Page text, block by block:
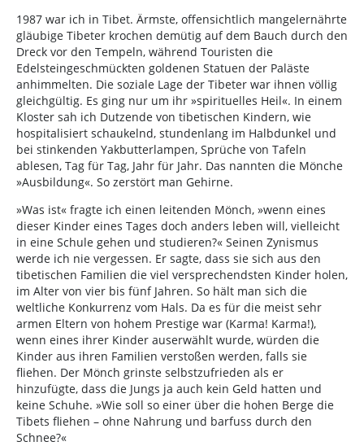
1987 war ich in Tibet. Ärmste, offensichtlich mangelernährte
gläubige Tibeter krochen demütig auf dem Bauch durch den
Dreck vor den Tempeln, während Touristen die
Edelsteingeschmückten goldenen Statuen der Paläste
anhimmelten. Die soziale Lage der Tibeter war ihnen völlig
gleichgültig. Es ging nur um ihr »spirituelles Heil«. In einem
Kloster sah ich Dutzende von tibetischen Kindern, wie
hospitalisiert schaukelnd, stundenlang im Halbdunkel und
bei stinkenden Yakbutterlampen, Sprüche von Tafeln
ablesen, Tag für Tag, Jahr für Jahr. Das nannten die Mönche
»Ausbildung«. So zerstört man Gehirne.
»Was ist« fragte ich einen leitenden Mönch, »wenn eines
dieser Kinder eines Tages doch anders leben will, vielleicht
in eine Schule gehen und studieren?« Seinen Zynismus
werde ich nie vergessen. Er sagte, dass sie sich aus den
tibetischen Familien die viel versprechendsten Kinder holen,
im Alter von vier bis fünf Jahren. So hält man sich die
weltliche Konkurrenz vom Hals. Da es für die meist sehr
armen Eltern von hohem Prestige war (Karma! Karma!),
wenn eines ihrer Kinder auserwählt wurde, würden die
Kinder aus ihren Familien verstoßen werden, falls sie
fliehen. Der Mönch grinste selbstzufrieden als er
hinzufügte, dass die Jungs ja auch kein Geld hatten und
keine Schuhe. »Wie soll so einer über die hohen Berge die
Tibets fliehen – ohne Nahrung und barfuss durch den
Schnee?«